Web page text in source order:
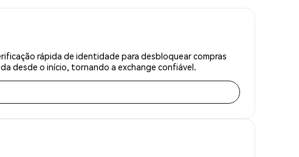
rápida de identidade para desbloquear compras
desde o início, tornando a exchange confiável.